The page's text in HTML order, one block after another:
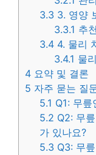
3.3 3. 영양
3.3.1 추
3.4 4. 물리
3.4.1 물
4 요약 및 결론
5 자주 묻는 질
5.1 Q1: 무
5.2 Q2: 무
가 있나요?
5.3 Q3: 무